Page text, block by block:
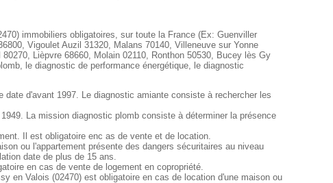
immobiliers obligatoires, sur toute la France (Ex: Guenviller
Vigoulet Auzil 31320, Malans 70140, Villeneuve sur Yonne
Lièpvre 68660, Molain 02110, Ronthon 50530, Bucey lès Gy
le diagnostic de performance énergétique, le diagnostic
d'avant 1997. Le diagnostic amiante consiste à rechercher les
La mission diagnostic plomb consiste à déterminer la présence
Il est obligatoire enc as de vente et de location.
ou l'appartement présente des dangers sécuritaires au niveau
date de plus de 15 ans.
en cas de vente de logement en copropriété.
en Valois (02470) est obligatoire en cas de location d'une maison ou